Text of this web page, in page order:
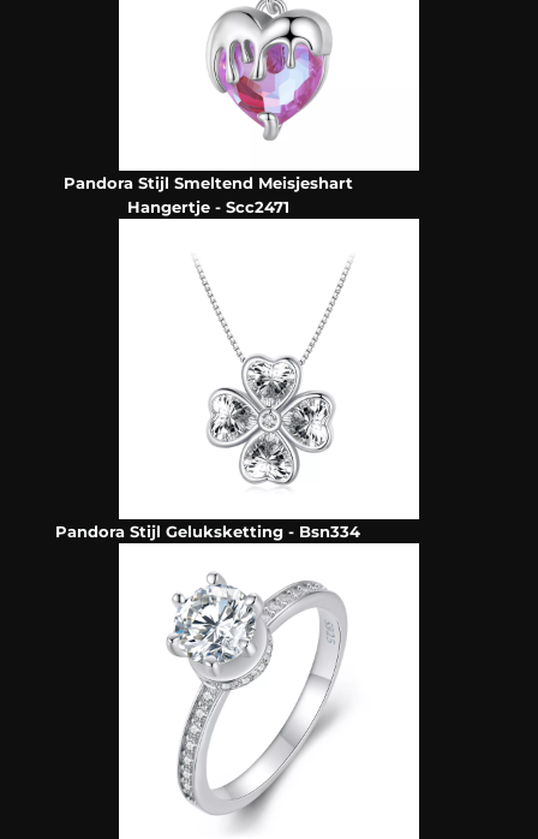
Pandora Stijl Smeltend Meisjeshart
Hangertje - Scc2471
Pandora Stijl Geluksketting - Bsn334